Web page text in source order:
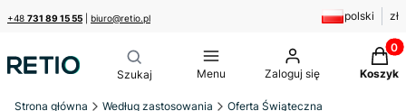
+48 731 89 15 55 biuro@retio.pl polski zł
Menu Zaloguj się Koszyk
Strona główna Według zastosowania Oferta Świąteczna